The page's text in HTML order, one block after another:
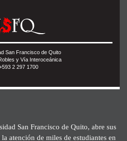
San Francisco de Quito
y Vía Interoceánica
2 297 1700
San Francisco de Quito, abre sus
atención de miles de estudiantes en